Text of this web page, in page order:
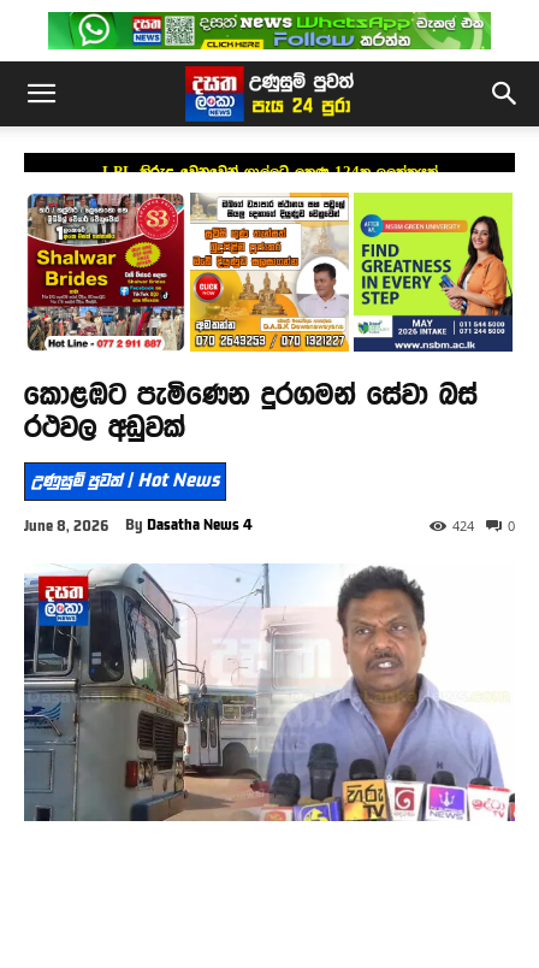
LPL කිරුළ වෙනුවෙන් ගාල්ලට ලකුණු 124ක ඉලක්කයක්
කොළඹට පැමිණෙන දුරගමන් සේවා බස්
රථවල අඩුවක්
උණුසුම් පුවත් | Hot News
June 8, 2026 By Dasatha News 4 0
424